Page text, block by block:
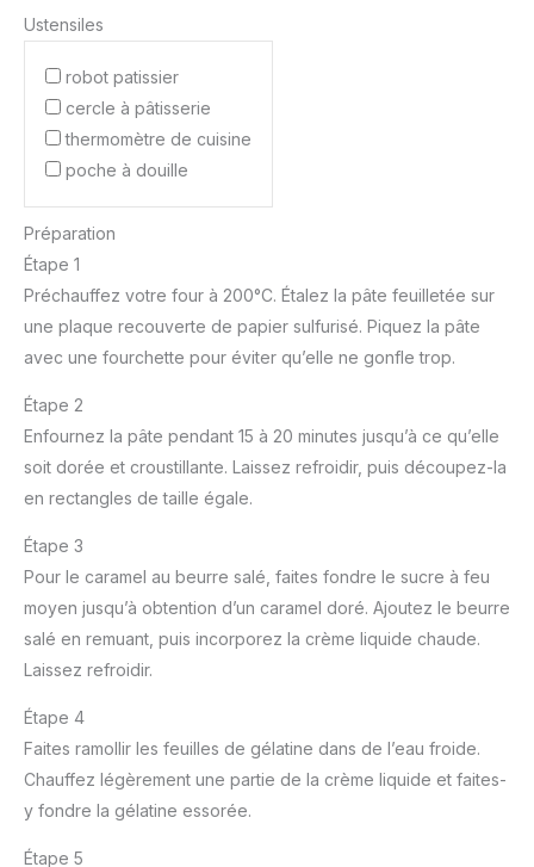
Ustensiles
robot patissier
cercle à pâtisserie
thermomètre de cuisine
poche à douille
Préparation
Étape 1
Préchauffez votre four à 200°C. Étalez la pâte feuilletée sur
une plaque recouverte de papier sulfurisé. Piquez la pâte
avec une fourchette pour éviter qu’elle ne gonfle trop.
Étape 2
Enfournez la pâte pendant 15 à 20 minutes jusqu’à ce qu’elle
soit dorée et croustillante. Laissez refroidir, puis découpez-la
en rectangles de taille égale.
Étape 3
Pour le caramel au beurre salé, faites fondre le sucre à feu
moyen jusqu’à obtention d’un caramel doré. Ajoutez le beurre
salé en remuant, puis incorporez la crème liquide chaude.
Laissez refroidir.
Étape 4
Faites ramollir les feuilles de gélatine dans de l’eau froide.
Chauffez légèrement une partie de la crème liquide et faites-
y fondre la gélatine essorée.
Étape 5